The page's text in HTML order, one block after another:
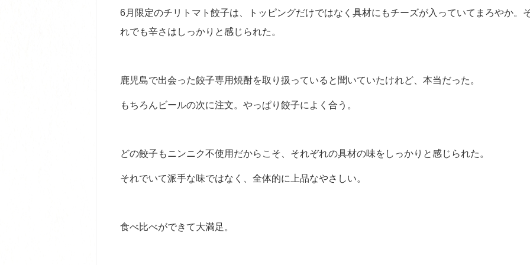
6月限定のチリトマト餃子は、トッピングだけではなく具材にもチーズが入っていてまろやか。
れでも辛さはしっかりと感じられた。
鹿児島で出会った餃子専用焼酎を取り扱っていると聞いていたけれど、本当だった。
もちろんビールの次に注文。やっぱり餃子によく合う。
どの餃子もニンニク不使用だからこそ、それぞれの具材の味をしっかりと感じられた。
それでいて派手な味ではなく、全体的に上品なやさしい。
食べ比べができて大満足。